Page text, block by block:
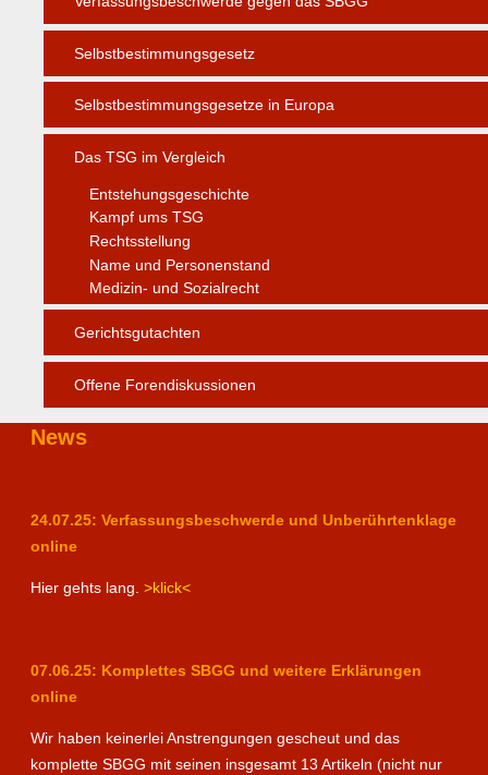
Selbstbestimmungsgesetz
Selbstbestimmungsgesetze in Europa
Das TSG im Vergleich
Entstehungsgeschichte
Kampf ums TSG
Rechtsstellung
Name und Personenstand
Medizin- und Sozialrecht
Gerichtsgutachten
Offene Forendiskussionen
News
24.07.25: Verfassungsbeschwerde und Unberührtenklage
online
Hier gehts lang. >klick<
07.06.25: Komplettes SBGG und weitere Erklärungen
online
Wir haben keinerlei Anstrengungen gescheut und das
komplette SBGG mit seinen insgesamt 13 Artikeln (nicht nur